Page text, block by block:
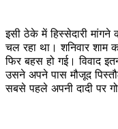
इसी ठेके में हिस्सेदारी
चल रहा था। शनिवार शाम
फिर बहस हो गई। विवाद
उसने अपने पास मौजूद
सबसे पहले अपनी दादी पर